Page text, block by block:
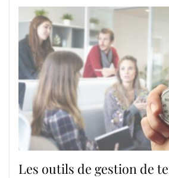
Les outils de gestion de